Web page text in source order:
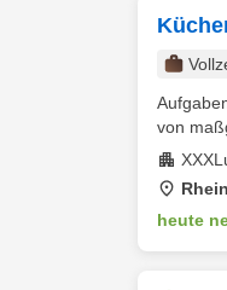
von
heute